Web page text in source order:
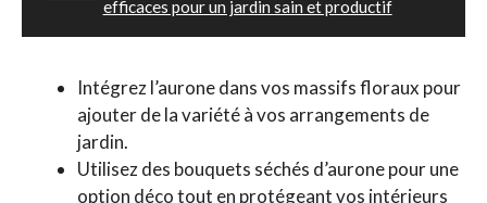
efficaces pour un jardin sain et productif
Intégrez l’aurone dans vos massifs floraux pour
ajouter de la variété à vos arrangements de
jardin.
Utilisez des bouquets séchés d’aurone pour une
option déco tout en protégeant vos intérieurs